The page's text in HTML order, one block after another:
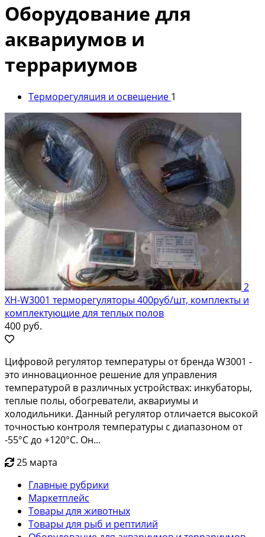
Оборудование для
аквариумов и
террариумов
Терморегуляция и освещение 1
2
XH-W3001 терморегуляторы 400руб/шт, комплекты и
комплектующие для теплых полов
400 руб.
Цифровой регулятор температуры от бренда W3001 -
это инновационное решение для управления
температурой в различных устройствах: инкубаторы,
теплые полы, обогреватели, аквариумы и
холодильники. Данный регулятор отличается высокой
точностью контроля температуры с диапазоном от
-55°C до +120°C. Он...
25 марта
Главные рубрики
Маркетплейс
Товары для животных
Товары для рыб и рептилий